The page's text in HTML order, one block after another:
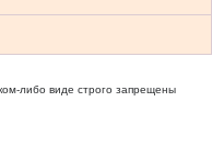
либо виде строго запрещены